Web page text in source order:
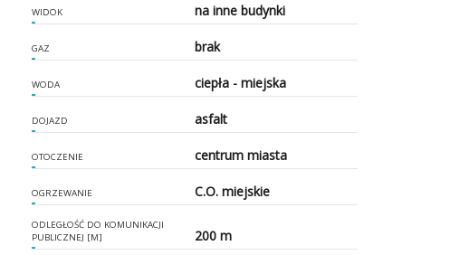
WIDOK na inne budynki
GAZ brak
WODA ciepła - miejska
DOJAZD asfalt
OTOCZENIE centrum miasta
OGRZEWANIE C.O. miejskie
ODLEGŁOŚĆ DO KOMUNIKACJI
PUBLICZNEJ [M]
200 m